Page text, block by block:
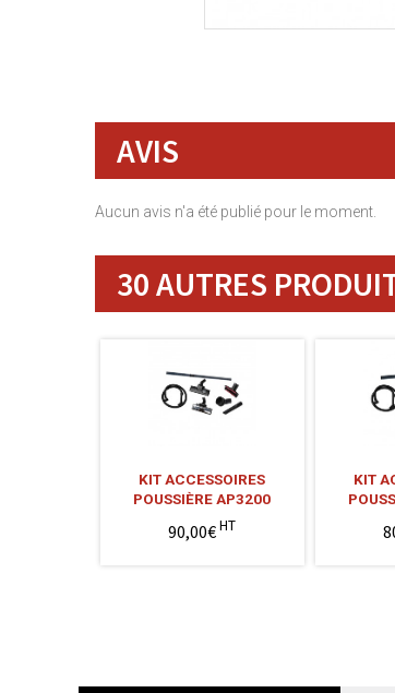
AVIS
Aucun avis n'a été publié pour le moment.
30 AUTRES
KIT ACCESSOIRES
POUSSIÈRE AP3200
90,00€HT
KIT